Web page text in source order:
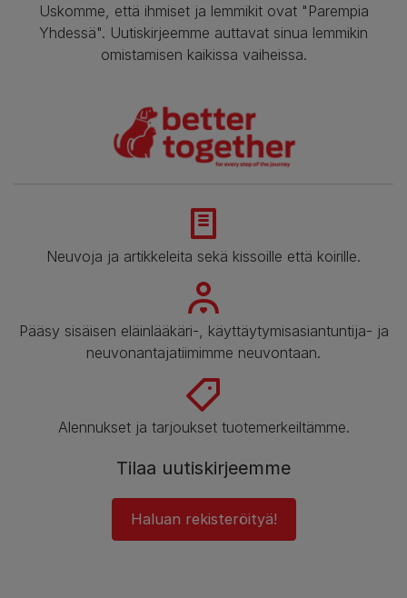
Uskomme, että ihmiset ja lemmikit ovat "Parempia
Yhdessä". Uutiskirjeemme auttavat sinua lemmikin
omistamisen kaikissa vaiheissa.
Neuvoja ja artikkeleita sekä kissoille että koirille.
Pääsy sisäisen eläinlääkäri-, käyttäytymisasiantuntija- ja
neuvonantajatiimimme neuvontaan.
Alennukset ja tarjoukset tuotemerkeiltämme.
Tilaa uutiskirjeemme
Haluan rekisteröityä!